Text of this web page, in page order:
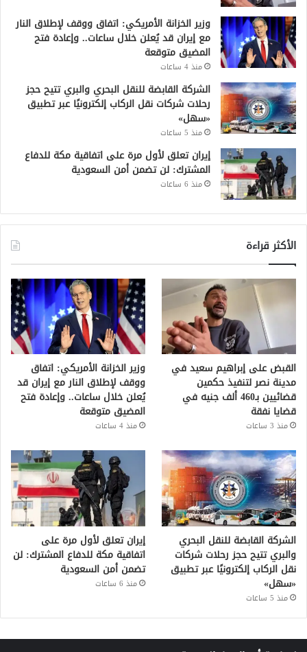
وزير الخزانة الأمريكي: اتفاق ووقف لإطلاق النار
مع إيران قد يُعلن خلال ساعات.. وإعادة فتح
المضيق متوقعة
منذ 4 ساعات
الشركة القابضة للنقل البحري والبري تتيح حجز
رحلات شركات نقل الركاب إلكترونيًا عبر تطبيق
«سهل»
منذ 5 ساعات
إيران تعلق لأول مرة على اتفاقية مكة للدفاع
المشترك: لن تضمن أمن السعودية
منذ 6 ساعات
الأكثر قراءة
القبض على إبراهيم سعيد في
مدينة نصر لتنفيذ حكمين
قضائيين بـ460 ألف جنيه في
قضايا نفقة
منذ 3 ساعات
وزير الخزانة الأمريكي: اتفاق
ووقف لإطلاق النار مع إيران قد
يُعلن خلال ساعات.. وإعادة فتح
المضيق متوقعة
منذ 4 ساعات
الشركة القابضة للنقل البحري
والبري تتيح حجز رحلات شركات
نقل الركاب إلكترونيًا عبر تطبيق
«سهل»
منذ 5 ساعات
إيران تعلق لأول مرة على
اتفاقية مكة للدفاع المشترك: لن
تضمن أمن السعودية
منذ 6 ساعات